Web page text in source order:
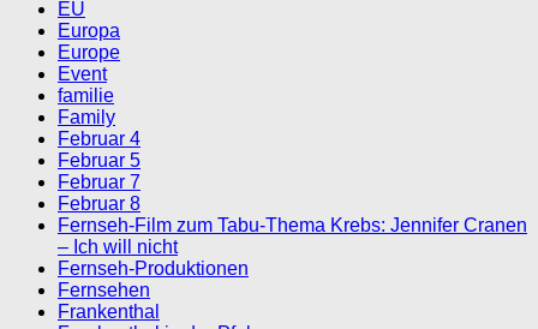
EU
Europa
Europe
Event
familie
Family
Februar 4
Februar 5
Februar 7
Februar 8
Fernseh-Film zum Tabu-Thema Krebs: Jennifer Cranen
– Ich will nicht
Fernseh-Produktionen
Fernsehen
Frankenthal